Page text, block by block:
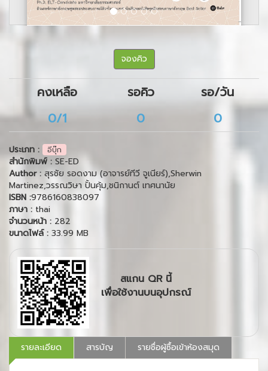
จองคิว
คงเหลือ รอคิว
รอ/วัน
0/1
0 0
ประเภท : อีบุ๊ก
สำนักพิมพ์ : SE-ED
Author : สุรชัย รอดงาม (อาจารย์ทีวี จูเนียร์),Sherwin
Martinez,วรรณวิษา ปั้นคุ้ม,ชนิกานต์ เทศนานัย
ISBN :9786160838097
ภาษา : thai
จำนวนหน้า : 282
ขนาดไฟล์ : 33.99 MB
สแกน QR นี้
เพื่อใช้งานบนอุปกรณ์
รายละเอียด สารบัญ รายชื่อผู้ซื้อเข้าห้องสมุด